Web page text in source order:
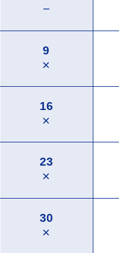
－
9
×
16
×
23
×
30
×